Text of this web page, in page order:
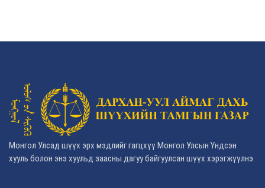
Монгол Улсад шүүх эрх мэдлийг гагцхүү Монгол Улсын Үндсэн
хууль болон энэ хуульд заасны дагуу байгуулсан шүүх хэрэгжүүлнэ.